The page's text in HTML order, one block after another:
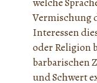
Vermischung
Interessen
oder Religion
barbarischen
und Schwert